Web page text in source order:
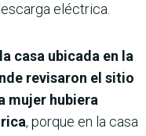
eléctrica.
casa ubicada en la
revisaron el sitio
mujer hubiera
, porque en la casa